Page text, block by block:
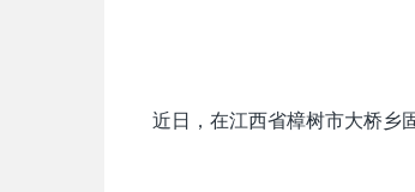
近日，在江西省樟树市大桥乡